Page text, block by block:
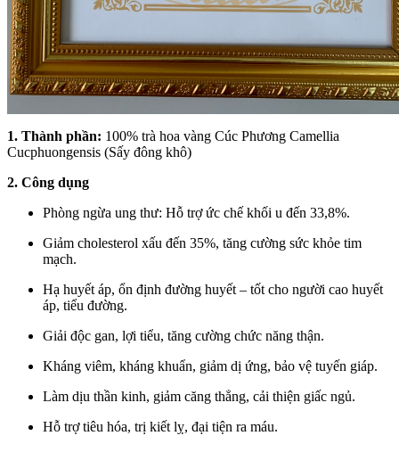
1. Thành phần: 100% trà hoa vàng Cúc Phương Camellia
Cucphuongensis (Sấy đông khô)
2. Công dụng
Phòng ngừa ung thư: Hỗ trợ ức chế khối u đến 33,8%.
Giảm cholesterol xấu đến 35%, tăng cường sức khỏe tim
mạch.
Hạ huyết áp, ổn định đường huyết – tốt cho người cao huyết
áp, tiểu đường.
Giải độc gan, lợi tiểu, tăng cường chức năng thận.
Kháng viêm, kháng khuẩn, giảm dị ứng, bảo vệ tuyến giáp.
Làm dịu thần kinh, giảm căng thẳng, cải thiện giấc ngủ.
Hỗ trợ tiêu hóa, trị kiết lỵ, đại tiện ra máu.